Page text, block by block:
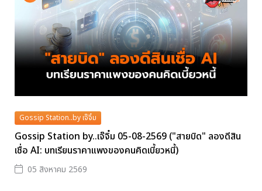
Gossip Station..by เจ๊จิ๋ม
Gossip Station by..เจ๊จิ๋ม 05-08-2569 ("สายบิด" ลองดีสิน
เชื่อ AI: บทเรียนราคาแพงของคนคิดเบี้ยวหนี้)
05 สิงหาคม 2569